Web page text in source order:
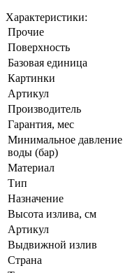
Характеристики:
Прочие
Поверхность
Базовая единица
Картинки
Артикул
Производитель
Гарантия, мес
Минимальное давление
воды (бар)
Материал
Тип
Назначение
Высота излива, см
Артикул
Выдвижной излив
Страна